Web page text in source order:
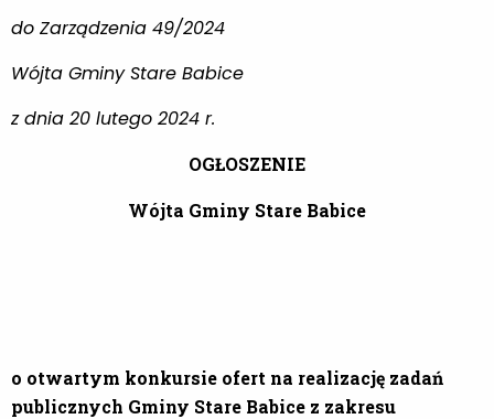
do Zarządzenia 49/2024
Wójta Gminy Stare Babice
z dnia 20 lutego 2024 r.
OGŁOSZENIE
Wójta Gminy Stare Babice
o otwartym konkursie ofert na realizację zadań
publicznych Gminy Stare Babice z zakresu